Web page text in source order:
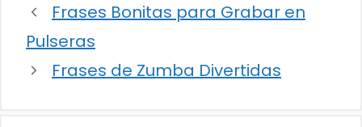
Frases Bonitas para Grabar en
Pulseras
Frases de Zumba Divertidas